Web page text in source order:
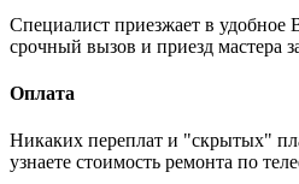
Специалист приезжает в
срочный вызов и приезд мастера
Оплата
Никаких переплат и "скрытых"
узнаете стоимость ремонта по